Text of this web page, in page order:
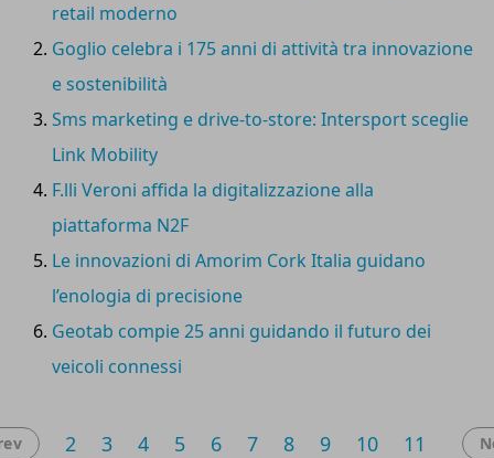
retail moderno
Goglio celebra i 175 anni di attività tra innovazione
e sostenibilità
Sms marketing e drive-to-store: Intersport sceglie
Link Mobility
F.lli Veroni affida la digitalizzazione alla
piattaforma N2F
Le innovazioni di Amorim Cork Italia guidano
l’enologia di precisione
Geotab compie 25 anni guidando il futuro dei
veicoli connessi
2 3 4 5 6 7 8 9 10 11